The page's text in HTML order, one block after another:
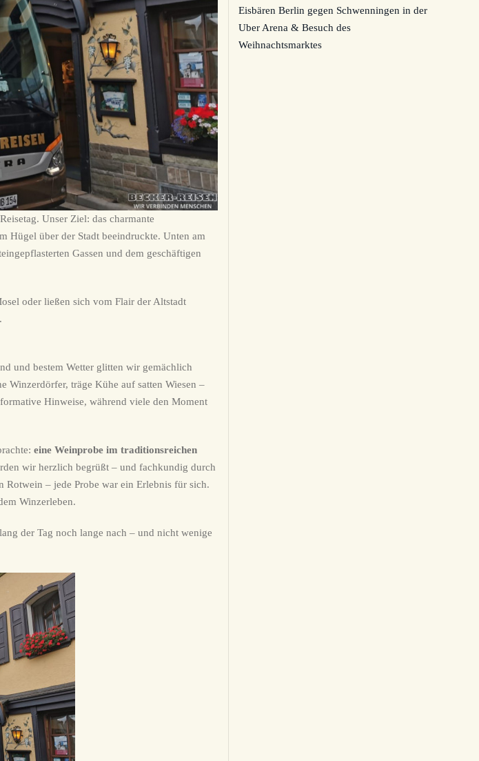
Unser Ziel: das charmante
Hügel über der Stadt beeindruckte. Unten am
Gassen und dem geschäftigen
oder ließen sich vom Flair der Altstadt
und bestem Wetter glitten wir gemächlich
Winzerdörfer, träge Kühe auf satten Wiesen –
Hinweise, während viele den Moment
eine Weinprobe im traditionsreichen
wir herzlich begrüßt – und fachkundig durch
– jede Probe war ein Erlebnis für sich.
Winzerleben.
der Tag noch lange nach – und nicht wenige
Eisbären Berlin gegen Schwenningen in der
Uber Arena & Besuch des
Weihnachtsmarktes